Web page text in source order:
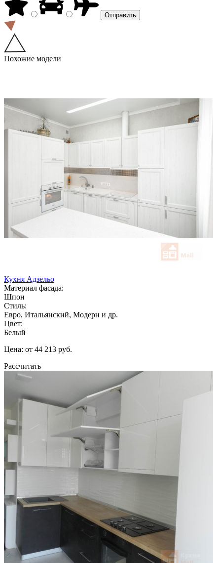
Похожие модели
Кухня Адзельо
Материал фасада:
Шпон
Стиль:
Евро, Итальянский, Модерн и др.
Цвет:
Белый
Цена: от 44 213 руб.
Рассчитать